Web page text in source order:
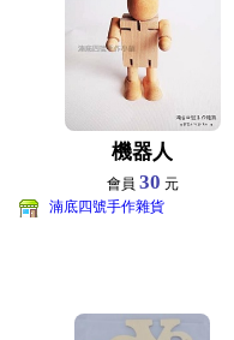
機器人
會員 30 元
湳底四號手作雜貨